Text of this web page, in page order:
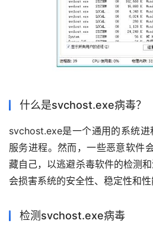
什么是svchost.exe病毒？
svchost.exe是一个通用的系统
服务进程。然而，一些恶意软件
藏自己，以逃避杀毒软件的检测
会损害系统的安全性、稳定性和性
检测svchost.exe病毒